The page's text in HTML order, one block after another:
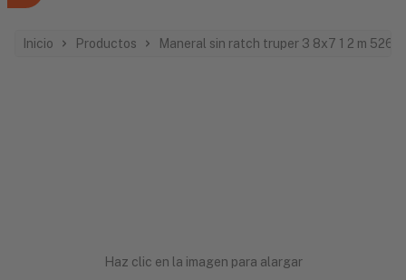
Inicio Productos Maneral sin ratch truper 3 8x7 1 2 m 5265
Haz clic en la imagen para alargar